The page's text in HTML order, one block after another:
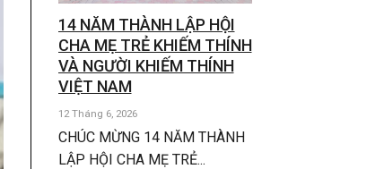
14 NĂM THÀNH LẬP HỘI
CHA MẸ TRẺ KHIẾM THÍNH
VÀ NGƯỜI KHIẾM THÍNH
VIỆT NAM
12 Tháng 6, 2026
CHÚC MỪNG 14 NĂM THÀNH
LẬP HỘI CHA MẸ TRẺ...